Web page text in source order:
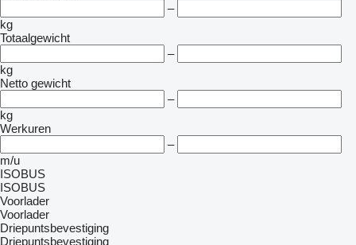
–
kg
Totaalgewicht
–
kg
Netto gewicht
–
kg
Werkuren
–
m/u
ISOBUS
ISOBUS
Voorlader
Voorlader
Driepuntsbevestiging
Driepuntsbevestiging